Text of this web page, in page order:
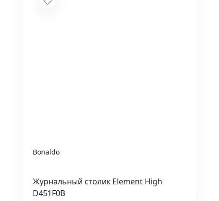
Bonaldo
Журнальный столик Element High
D451F0B